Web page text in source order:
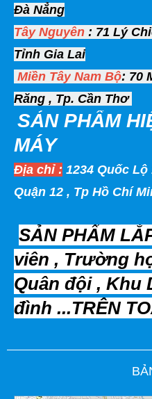
Đà Nẳng
Tây Nguyên : 71 Lý
Tỉnh Gia Lai
Miền Tây Nam Bộ: 70
Răng , Tp. Cần Thơ
SẢN PHẨM
MÁY
Địa chỉ : 1234 Quốc
Quận 12 , Tp Hồ Chí
SẢN PHẨM
viên , Trường
Quân đội , Khu
đình ...TRÊN